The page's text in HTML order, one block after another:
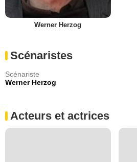
Werner Herzog
Scénaristes
Scénariste
Werner Herzog
Acteurs et actrices